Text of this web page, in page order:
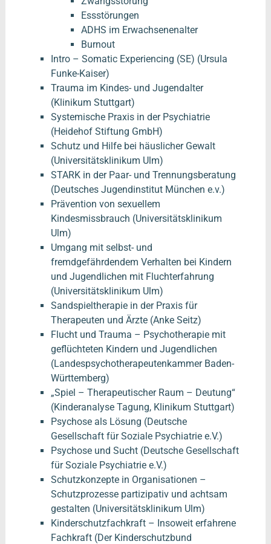
Essstörungen
ADHS im Erwachsenenalter
Burnout
Intro – Somatic Experiencing (SE) (Ursula
Funke-Kaiser)
Trauma im Kindes- und Jugendalter
(Klinikum Stuttgart)
Systemische Praxis in der Psychiatrie
(Heidehof Stiftung GmbH)
Schutz und Hilfe bei häuslicher Gewalt
(Universitätsklinikum Ulm)
STARK in der Paar- und Trennungsberatung
(Deutsches Jugendinstitut München e.v.)
Prävention von sexuellem
Kindesmissbrauch (Universitätsklinikum
Ulm)
Umgang mit selbst- und
fremdgefährdendem Verhalten bei Kindern
und Jugendlichen mit Fluchterfahrung
(Universitätsklinikum Ulm)
Sandspieltherapie in der Praxis für
Therapeuten und Ärzte (Anke Seitz)
Flucht und Trauma – Psychotherapie mit
geflüchteten Kindern und Jugendlichen
(Landespsychotherapeutenkammer Baden-
Württemberg)
„Spiel – Therapeutischer Raum – Deutung“
(Kinderanalyse Tagung, Klinikum Stuttgart)
Psychose als Lösung (Deutsche
Gesellschaft für Soziale Psychiatrie e.V.)
Psychose und Sucht (Deutsche Gesellschaft
für Soziale Psychiatrie e.V.)
Schutzkonzepte in Organisationen –
Schutzprozesse partizipativ und achtsam
gestalten (Universitätsklinikum Ulm)
Kinderschutzfachkraft – Insoweit erfahrene
Fachkraft (Der Kinderschutzbund